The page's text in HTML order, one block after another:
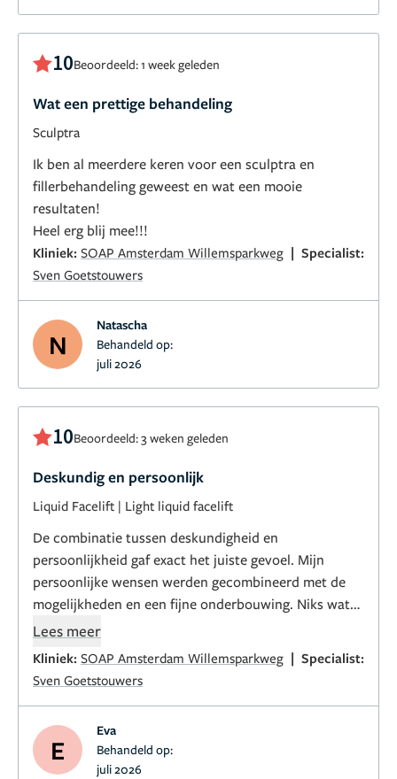
10Beoordeeld: 1 week geleden
Wat een prettige behandeling
Sculptra
Ik ben al meerdere keren voor een sculptra en
fillerbehandeling geweest en wat een mooie
resultaten!
Heel erg blij mee!!!
Kliniek: SOAP Amsterdam Willemsparkweg | Specialist:
Sven Goetstouwers
N
Natascha
Behandeld op:
juli 2026
10Beoordeeld: 3 weken geleden
Deskundig en persoonlijk
Liquid Facelift | Light liquid facelift
De combinatie tussen deskundigheid en
persoonlijkheid gaf exact het juiste gevoel. Mijn
persoonlijke wensen werden gecombineerd met de
mogelijkheden en een fijne onderbouwing. Niks wat
niet nodig is maar alles om net een beetje mooier te
Lees meer
Kliniek: SOAP Amsterdam Willemsparkweg | Specialist:
Sven Goetstouwers
E
Eva
Behandeld op:
juli 2026